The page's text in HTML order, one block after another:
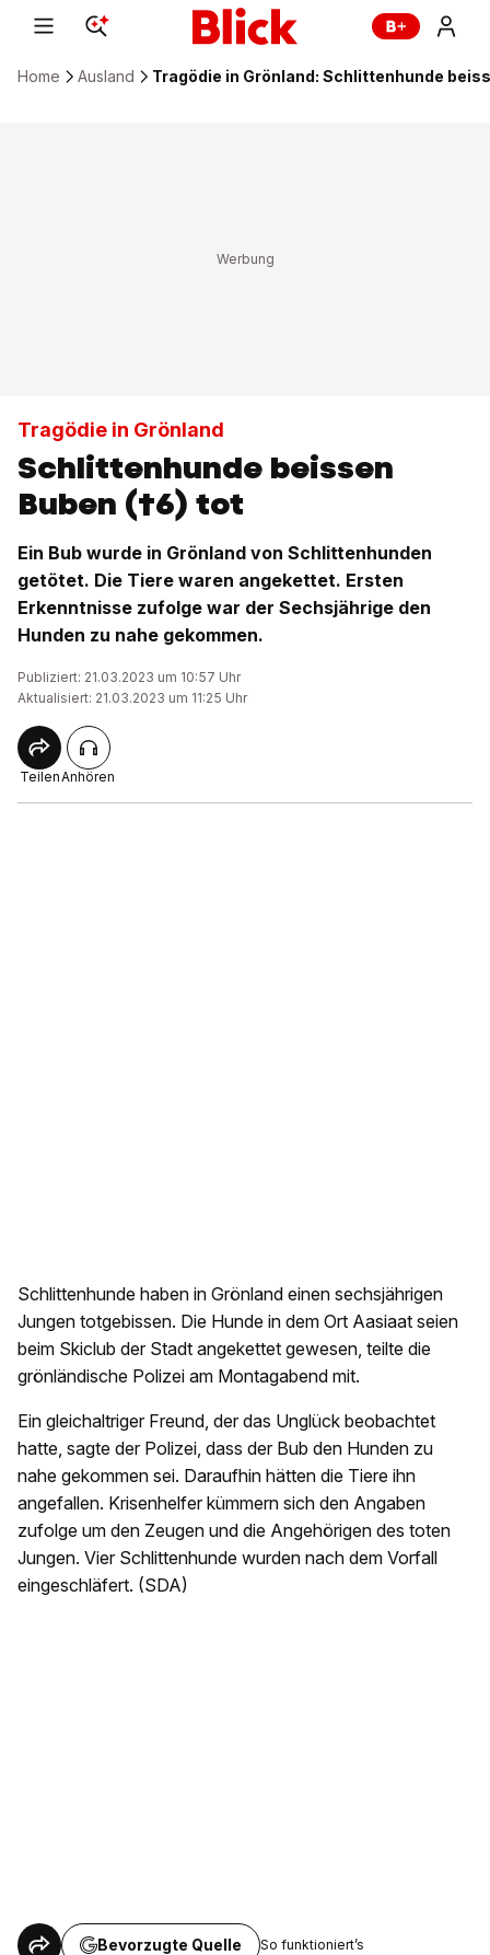
Home Ausland Tragödie in Grönland: Schlittenhunde
Tragödie in Grönland
Schlittenhunde beissen
Buben (†6) tot
Ein Bub wurde in Grönland von Schlittenhunden
getötet. Die Tiere waren angekettet. Ersten
Erkenntnisse zufolge war der Sechsjährige den
Hunden zu nahe gekommen.
Publiziert: 21.03.2023 um 10:57 Uhr
Aktualisiert: 21.03.2023 um 11:25 Uhr
TeilenAnhören
Schlittenhunde haben in Grönland einen sechsjährigen
Jungen totgebissen. Die Hunde in dem Ort Aasiaat seien
beim Skiclub der Stadt angekettet gewesen, teilte die
grönländische Polizei am Montagabend mit.
Ein gleichaltriger Freund, der das Unglück beobachtet
hatte, sagte der Polizei, dass der Bub den Hunden zu
nahe gekommen sei. Daraufhin hätten die Tiere ihn
angefallen. Krisenhelfer kümmern sich den Angaben
zufolge um den Zeugen und die Angehörigen des toten
Jungen. Vier Schlittenhunde wurden nach dem Vorfall
eingeschläfert. (SDA)
Bevorzugte Quelle So funktioniert’s